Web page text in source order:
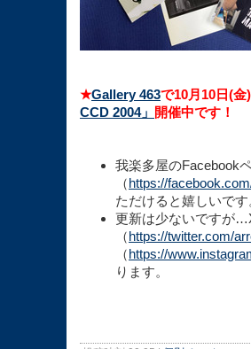
★Gallery 463で10月10日(
CCD 2004」 開催中です！
我楽多屋のFacebook
（https://
ただけると嬉しいです
更新は少ないですが
（https://twitter.com/
（https://
ります。